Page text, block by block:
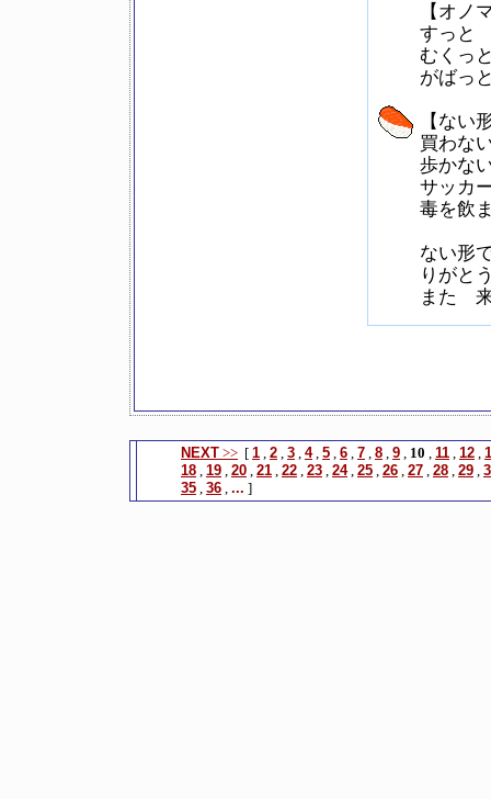
【オノ
すっと
むくっ
がばっ
【ない
買わな
歩かな
サッカ
毒を飲
ない形
りがと
また
NEXT >> [ 1 , 2 , 3 , 4, 5 , 6 , 7 , 8 , 9 , 10 , 11 , 12 ,
18 , 19 , 20 , 21 , 22 , 23 , 24, 25 , 26 , 27 , 28 , 29 ,
35 , 36 , ... ]